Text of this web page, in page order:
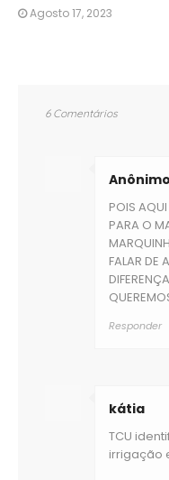
Agosto 17, 2023
6 Comentários
kátia
TCU
irrigação
Anônimo
POIS
PARA O
FALAR DE
Responder